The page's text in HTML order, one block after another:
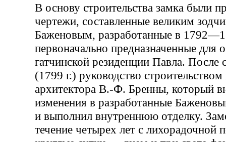
В основу строительства замка были
чертежи, составленные великим
Баженовым, разработанные в
первоначально предназначенные для
гатчинской резиденции Павла. После
(1799 г.) руководство
архитектора В.-Ф. Бренны, который
изменения в разработанные
и выполнил внутреннюю отделку.
течение четырех лет с лихорадочной